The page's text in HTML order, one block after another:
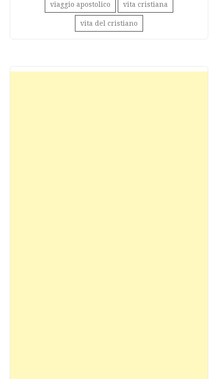
viaggio apostolico vita cristiana
vita del cristiano